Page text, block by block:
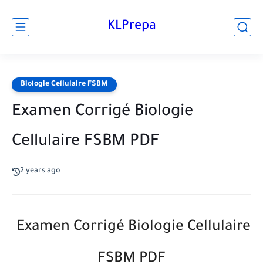
KLPrepa
Biologie Cellulaire FSBM
Examen Corrigé Biologie
Cellulaire FSBM PDF
2 years ago
Examen Corrigé Biologie Cellulaire
FSBM PDF